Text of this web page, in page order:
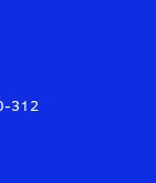
312